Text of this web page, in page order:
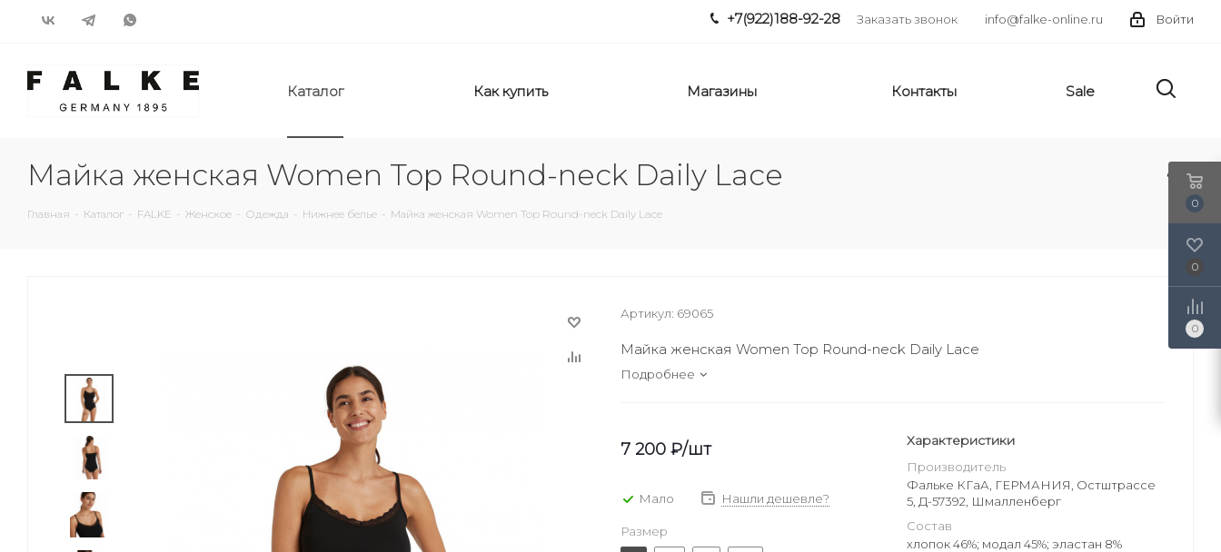
Войти
info@falke-online.ru
+7(922)188-92-28 Заказать звонок
Каталог Как купить Магазины Контакты Sale
Майка женская Women Top Round-neck Daily Lace
Главная - Каталог - FALKE - Женское - Одежда - Нижнее белье - Майка женская Women Top Round-neck Daily Lace
Артикул: 69065
Майка женская Women Top Round-neck Daily Lace
Подробнее
7 200 ₽/шт
Мало Нашли дешевле?
Размер
Характеристики
Производитель
Фальке КГаА, ГЕРМАНИЯ, Остштрассе
5, Д-57392, Шмалленберг
Состав
хлопок 46%; модал 45%; эластан 8%
0
0
0